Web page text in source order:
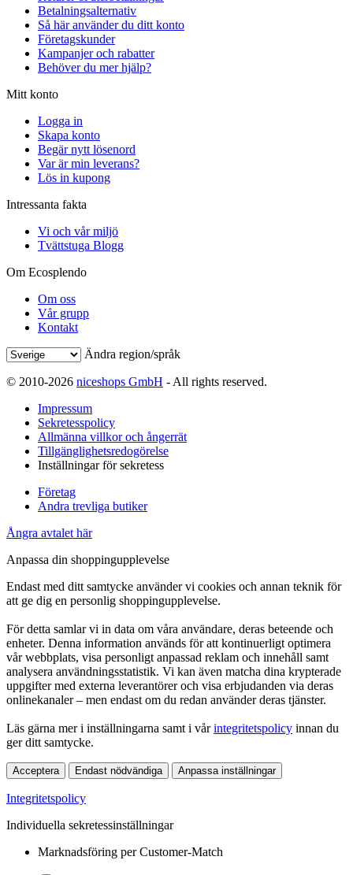
Betalningsalternativ
Så här använder du ditt konto
Företagskunder
Kampanjer och rabatter
Behöver du mer hjälp?
Mitt konto
Logga in
Skapa konto
Begär nytt lösenord
Var är min leverans?
Lös in kupong
Intressanta fakta
Vi och vår miljö
Tvättstuga Blogg
Om Ecosplendo
Om oss
Vår grupp
Kontakt
Ändra region/språk
© 2010-2026 niceshops GmbH - All rights reserved.
Impressum
Sekretesspolicy
Allmänna villkor och ångerrät
Tillgänglighetsredogörelse
Inställningar för sekretess
Företag
Andra trevliga butiker
Ångra avtalet här
Anpassa din shoppingupplevelse
Endast med ditt samtycke använder vi cookies och annan teknik för
att ge dig en personlig shoppingupplevelse.
För detta samlar vi in data om våra användare, deras beteende och
enheter. Denna information används för att kontinuerligt optimera
vår webbplats, visa personligt anpassad reklam och innehåll samt
analysera användningsstatistik. Vi kan även matcha dina krypterade
uppgifter med externa leverantörer och visa erbjudanden via deras
onlinekanaler – men endast om du redan använder deras tjänster.
Läs gärna mer i inställningarna samt i vårintegritetspolicy innan du
ger ditt samtycke.
Acceptera Endast nödvändiga Anpassa inställningar
Integritetspolicy
Individuella sekretessinställningar
Marknadsföring per Customer-Match